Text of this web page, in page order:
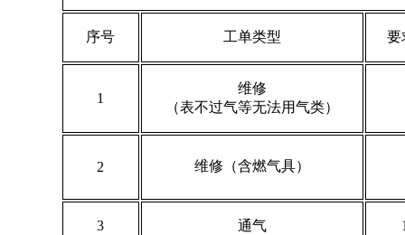
序号 工单类型 要
1
维修
（表不过气等无法用气类）
2 维修（含燃气具）
3 通气